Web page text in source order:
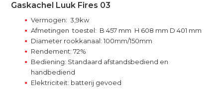
Gaskachel Luuk Fires 03
Vermogen: 3,9kw
Afmetingen toestel: B 457 mm H 608 mm D 401 mm
Diameter rookkanaal: 100mm/150mm
Rendement: 72%
Bediening: Standaard afstandsbediend en
handbediend
Elektriciteit: batterij gevoed